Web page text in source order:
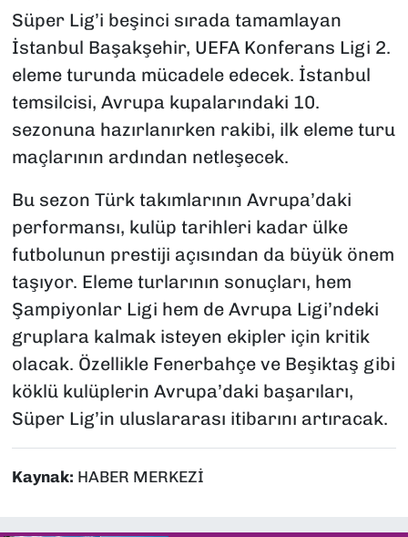
Süper Lig’i beşinci sırada tamamlayan
İstanbul Başakşehir, UEFA Konferans Ligi 2.
eleme turunda mücadele edecek. İstanbul
temsilcisi, Avrupa kupalarındaki 10.
sezonuna hazırlanırken rakibi, ilk eleme turu
maçlarının ardından netleşecek.
Bu sezon Türk takımlarının Avrupa’daki
performansı, kulüp tarihleri kadar ülke
futbolunun prestiji açısından da büyük önem
taşıyor. Eleme turlarının sonuçları, hem
Şampiyonlar Ligi hem de Avrupa Ligi’ndeki
gruplara kalmak isteyen ekipler için kritik
olacak. Özellikle Fenerbahçe ve Beşiktaş gibi
köklü kulüplerin Avrupa’daki başarıları,
Süper Lig’in uluslararası itibarını artıracak.
Kaynak: HABER MERKEZİ